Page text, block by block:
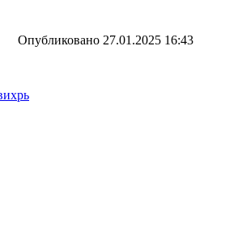
Опубликовано 27.01.2025 16:43